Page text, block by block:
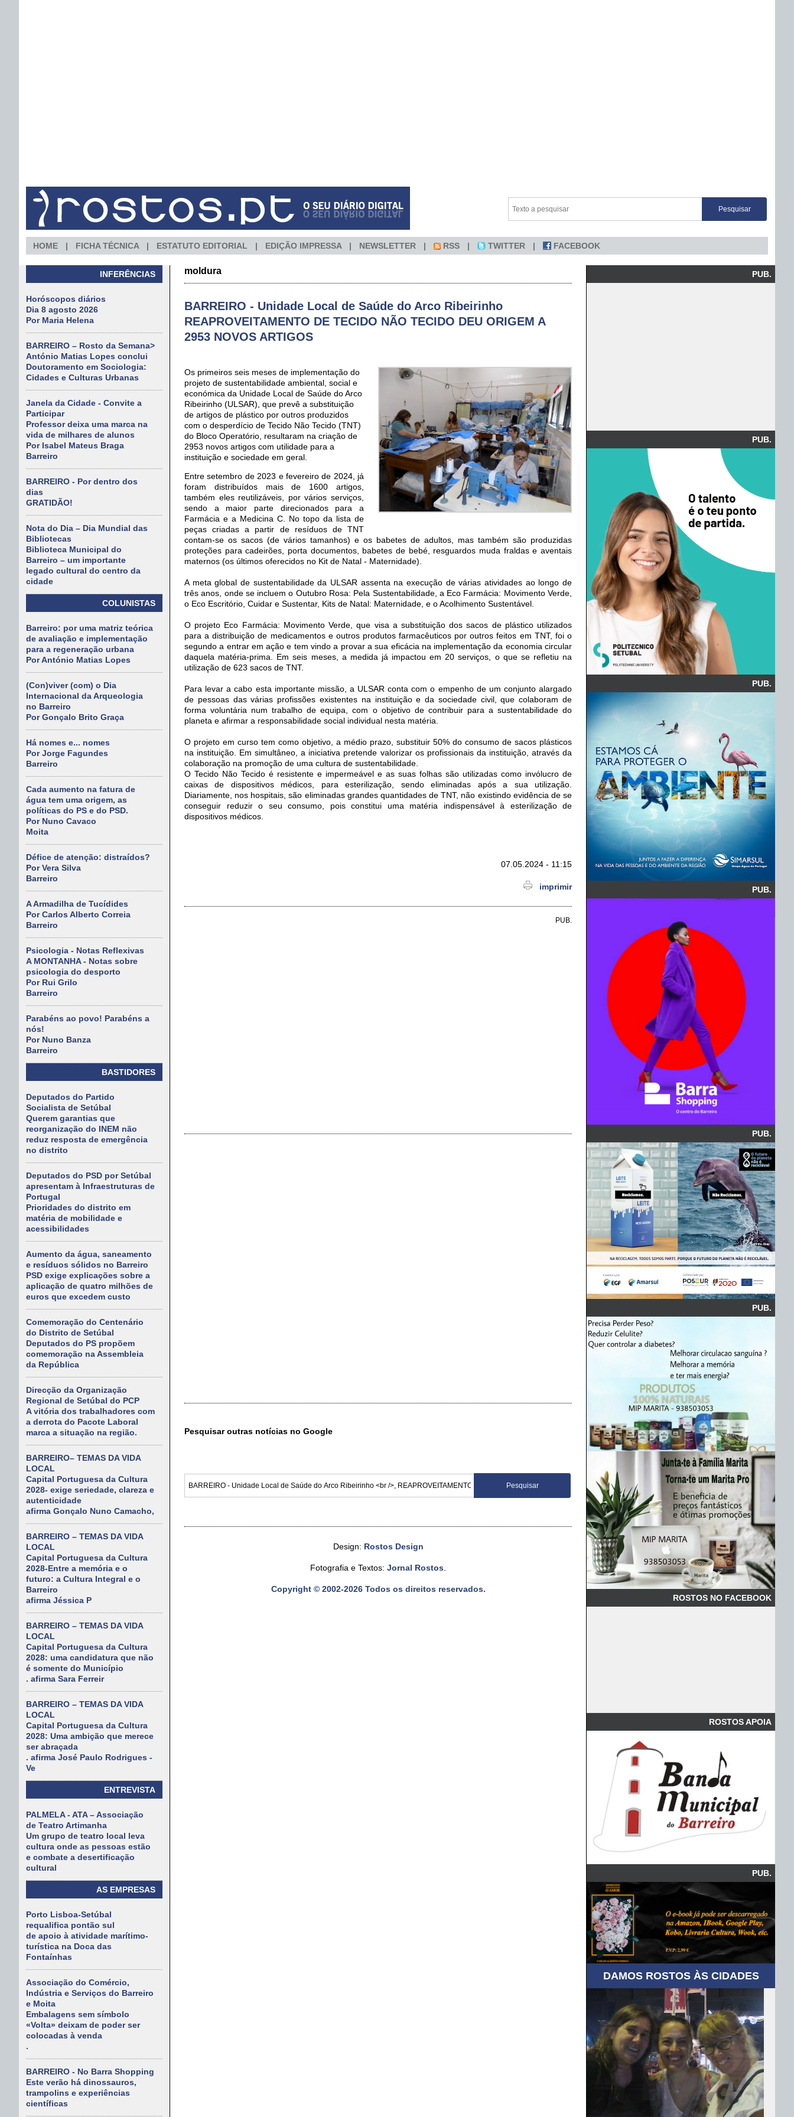
HOME FICHA TÉCNICA ESTATUTO EDITORIAL EDIÇÃO IMPRESSA NEWSLETTER RSS TWITTER FACEBOOK
INFERÊNCIAS
Horóscopos diários
Dia 8 agosto 2026
Por Maria Helena
BARREIRO – Rosto da Semana>
António Matias Lopes conclui
Doutoramento em Sociologia:
Cidades e Culturas Urbanas
Janela da Cidade - Convite a
Participar
Professor deixa uma marca na
vida de milhares de alunos
Por Isabel Mateus Braga
Barreiro
BARREIRO - Por dentro dos
dias
GRATIDÃO!
Nota do Dia – Dia Mundial das
Bibliotecas
Biblioteca Municipal do
Barreiro – um importante
legado cultural do centro da
cidade
COLUNISTAS
Barreiro: por uma matriz teórica
de avaliação e implementação
para a regeneração urbana
Por António Matias Lopes
(Con)viver (com) o Dia
Internacional da Arqueologia
no Barreiro
Por Gonçalo Brito Graça
Há nomes e... nomes
Por Jorge Fagundes
Barreiro
Cada aumento na fatura de
água tem uma origem, as
políticas do PS e do PSD.
Por Nuno Cavaco
Moita
Défice de atenção: distraídos?
Por Vera Silva
Barreiro
A Armadilha de Tucídides
Por Carlos Alberto Correia
Barreiro
Psicologia - Notas Reflexivas
A MONTANHA - Notas sobre
psicologia do desporto
Por Rui Grilo
Barreiro
Parabéns ao povo! Parabéns a
nós!
Por Nuno Banza
Barreiro
BASTIDORES
Deputados do Partido
Socialista de Setúbal
Querem garantias que
reorganização do INEM não
reduz resposta de emergência
no distrito
Deputados do PSD por Setúbal
apresentam à Infraestruturas de
Portugal
Prioridades do distrito em
matéria de mobilidade e
acessibilidades
Aumento da água, saneamento
e resíduos sólidos no Barreiro
PSD exige explicações sobre a
aplicação de quatro milhões de
euros que excedem custo
Comemoração do Centenário
do Distrito de Setúbal
Deputados do PS propõem
comemoração na Assembleia
da República
Direcção da Organização
Regional de Setúbal do PCP
A vitória dos trabalhadores com
a derrota do Pacote Laboral
marca a situação na região.
BARREIRO– TEMAS DA VIDA
LOCAL
Capital Portuguesa da Cultura
2028- exige seriedade, clareza e
autenticidade
afirma Gonçalo Nuno Camacho,
BARREIRO – TEMAS DA VIDA
LOCAL
Capital Portuguesa da Cultura
2028-Entre a memória e o
futuro: a Cultura Integral e o
Barreiro
afirma Jéssica P
BARREIRO – TEMAS DA VIDA
LOCAL
Capital Portuguesa da Cultura
2028: uma candidatura que não
é somente do Município
. afirma Sara Ferreir
BARREIRO – TEMAS DA VIDA
LOCAL
Capital Portuguesa da Cultura
2028: Uma ambição que merece
ser abraçada
. afirma José Paulo Rodrigues -
Ve
ENTREVISTA
PALMELA - ATA – Associação
de Teatro Artimanha
Um grupo de teatro local leva
cultura onde as pessoas estão
e combate a desertificação
cultural
AS EMPRESAS
Porto Lisboa-Setúbal
requalifica pontão sul
de apoio à atividade marítimo-
turística na Doca das
Fontaínhas
Associação do Comércio,
Indústria e Serviços do Barreiro
e Moita
Embalagens sem símbolo
«Volta» deixam de poder ser
colocadas à venda
.
BARREIRO - No Barra Shopping
Este verão há dinossauros,
trampolins e experiências
científicas
moldura
BARREIRO - Unidade Local de Saúde do Arco Ribeirinho
REAPROVEITAMENTO DE TECIDO NÃO TECIDO DEU ORIGEM A
2953 NOVOS ARTIGOS
Os primeiros seis meses de implementação do
projeto de sustentabilidade ambiental, social e
económica da Unidade Local de Saúde do Arco
Ribeirinho (ULSAR), que prevê a substituição
de artigos de plástico por outros produzidos
com o desperdício de Tecido Não Tecido (TNT)
do Bloco Operatório, resultaram na criação de
2953 novos artigos com utilidade para a
instituição e sociedade em geral.
Entre setembro de 2023 e fevereiro de 2024, já
foram distribuídos mais de 1600 artigos,
também eles reutilizáveis, por vários serviços,
sendo a maior parte direcionados para a
Farmácia e a Medicina C. No topo da lista de
peças criadas a partir de resíduos de TNT
contam-se os sacos (de vários tamanhos) e os babetes de adultos, mas também são produzidas
proteções para cadeirões, porta documentos, babetes de bebé, resguardos muda fraldas e aventais
maternos (os últimos oferecidos no Kit de Natal - Maternidade).
A meta global de sustentabilidade da ULSAR assenta na execução de várias atividades ao longo de
três anos, onde se incluem o Outubro Rosa: Pela Sustentabilidade, a Eco Farmácia: Movimento Verde,
o Eco Escritório, Cuidar e Sustentar, Kits de Natal: Maternidade, e o Acolhimento Sustentável.
O projeto Eco Farmácia: Movimento Verde, que visa a substituição dos sacos de plástico utilizados
para a distribuição de medicamentos e outros produtos farmacêuticos por outros feitos em TNT, foi o
segundo a entrar em ação e tem vindo a provar a sua eficácia na implementação da economia circular
daquela matéria-prima. Em seis meses, a medida já impactou em 20 serviços, o que se refletiu na
utilização de 623 sacos de TNT.
Para levar a cabo esta importante missão, a ULSAR conta com o empenho de um conjunto alargado
de pessoas das várias profissões existentes na instituição e da sociedade civil, que colaboram de
forma voluntária num trabalho de equipa, com o objetivo de contribuir para a sustentabilidade do
planeta e afirmar a responsabilidade social individual nesta matéria.
O projeto em curso tem como objetivo, a médio prazo, substituir 50% do consumo de sacos plásticos
na instituição. Em simultâneo, a iniciativa pretende valorizar os profissionais da instituição, através da
colaboração na promoção de uma cultura de sustentabilidade.
O Tecido Não Tecido é resistente e impermeável e as suas folhas são utilizadas como invólucro de
caixas de dispositivos médicos, para esterilização, sendo eliminadas após a sua utilização.
Diariamente, nos hospitais, são eliminadas grandes quantidades de TNT, não existindo evidência de se
conseguir reduzir o seu consumo, pois constitui uma matéria indispensável à esterilização de
dispositivos médicos.
07.05.2024 - 11:15
imprimir
PUB.
Pesquisar outras notícias no Google
Design: Rostos Design
Fotografia e Textos: Jornal Rostos
Copyright © 2002-2026 Todos os direitos reservados.
PUB.
PUB.
PUB.
PUB.
PUB.
PUB.
ROSTOS NO FACEBOOK
ROSTOS APOIA
PUB.
DAMOS ROSTOS ÀS CIDADES